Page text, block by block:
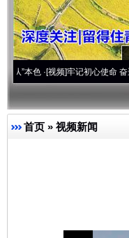
频]牢记初心使命 奋进复兴征程
首页 » 视频新闻